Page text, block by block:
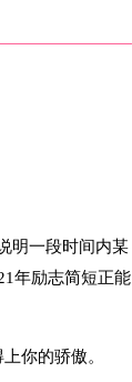
明一段时间内某
年励志简短正能
你的骄傲。